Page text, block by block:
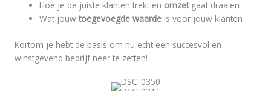
Hoe je de juiste klanten trekt en omzetgaat draaien
Wat jouwtoegevoegde waarde is voor jouw klanten
Kortom je hebt de basis om nu echt een succesvol en
winstgevend bedrijf neer te zetten!